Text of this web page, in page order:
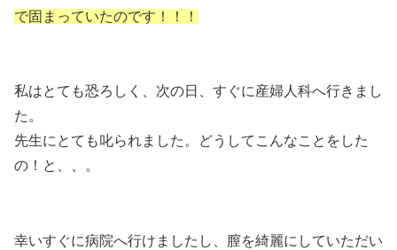
で固まっていたのです！！！
私はとても恐ろしく、次の日、すぐに産婦人科へ行きまし
た。
先生にとても叱られました。どうしてこんなことをした
の！と、、。
幸いすぐに病院へ行けましたし、膣を綺麗にしていただい